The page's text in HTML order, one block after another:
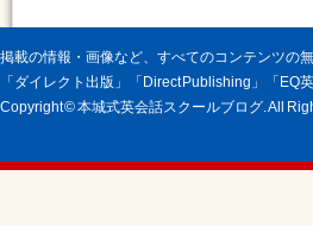
掲載の情報・画像など、すべてのコンテンツの
「ダイレクト出版」「Direct Publishing」「
Copyright © 本城式英会話スクールブログ. All